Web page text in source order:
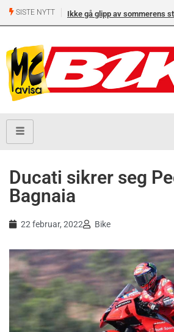
SISTE NYTT Ikke gå glipp av sommerens
Ducati sikrer seg
Bagnaia
22 februar, 2022 Bike